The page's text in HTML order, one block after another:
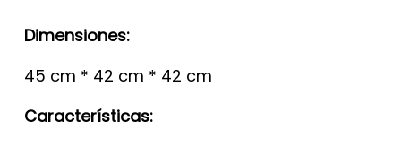
Dimensiones:
45 cm * 42 cm * 42 cm
Características: